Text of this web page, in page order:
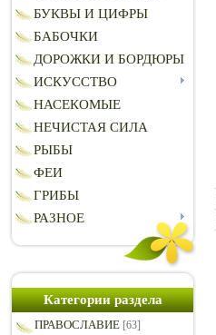
БУКВЫ И ЦИФРЫ
БАБОЧКИ
ДОРОЖКИ И БОРДЮРЫ
ИСКУССТВО
НАСЕКОМЫЕ
НЕЧИСТАЯ СИЛА
РЫБЫ
ФЕИ
ГРИБЫ
РАЗНОЕ
Категории раздела
ПРАВОСЛАВИЕ [63]